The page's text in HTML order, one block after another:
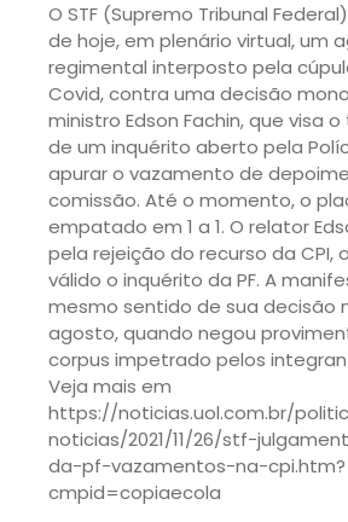
O STF (Supremo Tribunal
de hoje, em plenário virtual, um
regimental interposto pela
Covid, contra uma decisão
ministro Edson Fachin, que visa
de um inquérito aberto pela
apurar o vazamento de
comissão. Até o momento, o
empatado em 1 a 1. O relator
pela rejeição do recurso da CPI,
válido o inquérito da PF. A
mesmo sentido de sua decisão
agosto, quando negou
corpus impetrado pelos
Veja mais em
https://noticias.uol.com.br/
noticias/2021/11/26/stf-
da-pf-vazamentos-na-cpi.htm?
cmpid=copiaecola